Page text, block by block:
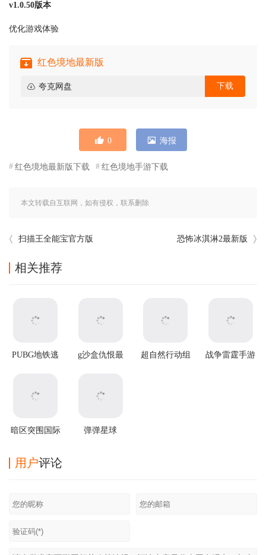
v1.0.50版本
优化游戏体验
红色境地最新版
夸克网盘 下载
0 海报
红色境地最新版下载 红色境地手游下载
本文转载自互联网，如有侵权，联系删除
扫描王全能宝官方版 恐怖冰淇淋2最新版
相关推荐
PUBG地铁逃
g沙盒仇恨最
超自然行动组
战争雷霆手游
暗区突围国际
弹弹星球
用户评论